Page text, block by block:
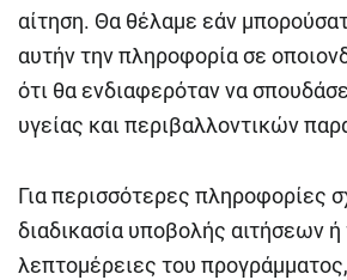
αίτηση. Θα θέλαμε εάν
αυτήν την πληροφορία σε
ότι θα ενδιαφερόταν να
υγείας και περιβαλλοντικών
Για περισσότερες πληροφορίες
διαδικασία υποβολής αιτήσεων ή
λεπτομέρειες του